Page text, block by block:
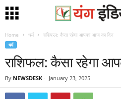
Home धर्म राशिफल: कैसा रहेगा आपका आज का दिन
धर्म
राशिफल: कैसा रहेगा
By NEWSDESK - January 23, 2025